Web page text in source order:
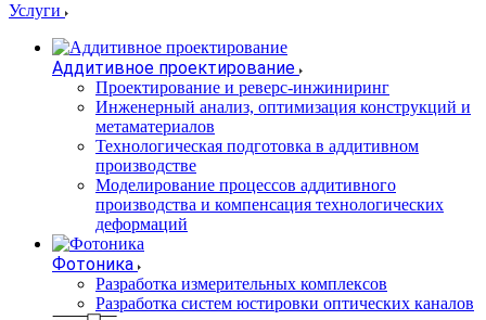
Услуги
Аддитивное проектирование
Проектирование и реверс-инжиниринг
Инженерный анализ, оптимизация конструкций и
метаматериалов
Технологическая подготовка в аддитивном
производстве
Моделирование процессов аддитивного
производства и компенсация технологических
деформаций
Фотоника
Разработка измерительных комплексов
Разработка систем юстировки оптических каналов